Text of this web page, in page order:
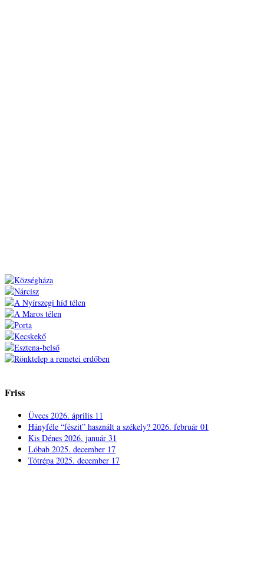
Friss
Üvecs 2026. április 11
Hányféle “fészit” használt a székely? 2026. február 01
Kis Dénes 2026. január 31
Lóbab 2025. december 17
Tótrépa 2025. december 17